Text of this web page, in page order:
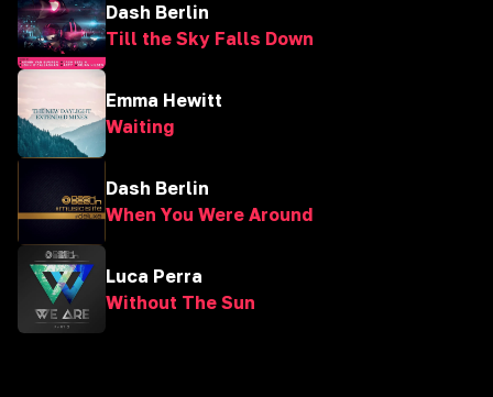
Dash Berlin
Till the Sky Falls Down
Emma Hewitt
Waiting
Dash Berlin
When You Were Around
Luca Perra
Without The Sun